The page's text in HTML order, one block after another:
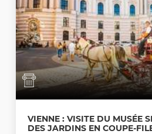
VIENNE : VISITE DU MUSÉE
DES JARDINS EN COUPE-